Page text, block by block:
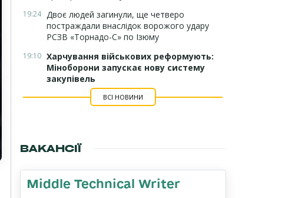
19:24 Двоє людей загинули, ще четверо
постраждали внаслідок ворожого удару
РСЗВ «Торнадо-С» по Ізюму
19:10 Харчування військових реформують:
Міноборони запускає нову систему
закупівель
ВСІ НОВИНИ
ВАКАНСІЇ
Middle Technical Writer